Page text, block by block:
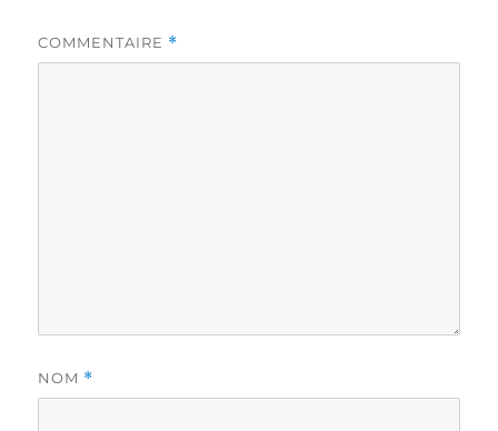
COMMENTAIRE *
NOM *